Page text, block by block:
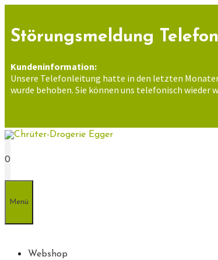
springen
Störungsmeldung Telefon
Kundeninformation:
Unsere Telefonleitung hatte in den letzten
wurde behoben. Sie können uns telefonisch wieder
0
Menü
Webshop